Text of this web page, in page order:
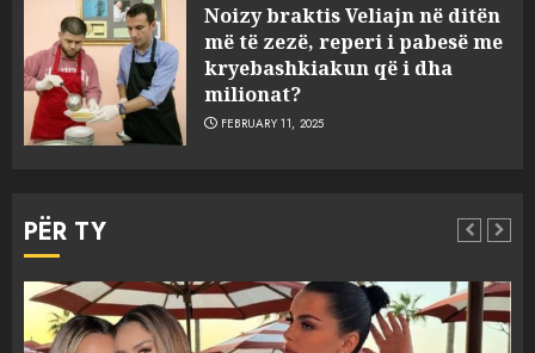
Noizy braktis Veliajn në ditën
më të zezë, reperi i pabesë me
kryebashkiakun që i dha
milionat?
FEBRUARY 11, 2025
PËR TY
3
sulmuan “One Albania”,
ngjarja u fsheh. A u vodhën
serverat?
MARCH 25, 2025
4 MARCH 25, 2025